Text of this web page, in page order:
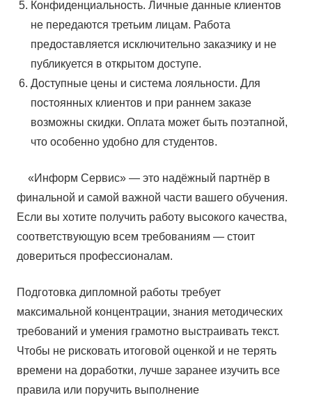
Конфиденциальность. Личные данные клиентов
не передаются третьим лицам. Работа
предоставляется исключительно заказчику и не
публикуется в открытом доступе.
Доступные цены и система лояльности. Для
постоянных клиентов и при раннем заказе
возможны скидки. Оплата может быть поэтапной,
что особенно удобно для студентов.
«Информ Сервис» — это надёжный партнёр в
финальной и самой важной части вашего обучения.
Если вы хотите получить работу высокого качества,
соответствующую всем требованиям — стоит
довериться профессионалам.
Подготовка дипломной работы требует
максимальной концентрации, знания методических
требований и умения грамотно выстраивать текст.
Чтобы не рисковать итоговой оценкой и не терять
времени на доработки, лучше заранее изучить все
правила или поручить выполнение